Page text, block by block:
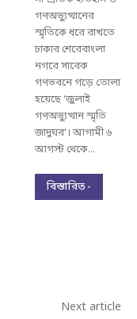
গণঅভ্যুত্থানের
স্মৃতিকে ধরে রাখতে
ঢাকার শেরেবাংলা
নগরে সাবেক
গণভবনে গড়ে তোলা
হয়েছে ‘জুলাই
গণঅভ্যুত্থান স্মৃতি
জাদুঘর’। আগামী ৬
আগস্ট থেকে...
বিস্তারিত -
Next article